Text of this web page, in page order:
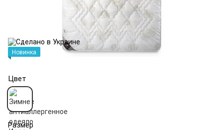
Новинка
Цвет
Размер